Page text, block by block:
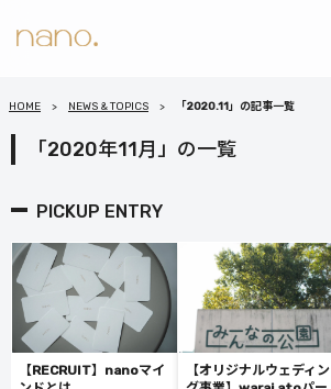
HOME NEWS & TOPICS 「2020.11」の記事一覧
「2020年11月」の一覧
PICKUP ENTRY
【RECRUIT】nanoマイ
【オリジナルウェディン